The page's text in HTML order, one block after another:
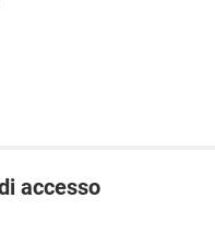
accesso